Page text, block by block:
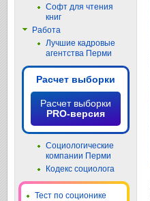
Софт для чтения
книг
Работа
Лучшие кадровые
агентства Перми
Расчет выборки
Расчет выборки
PRO-версия
Социологические
компании Перми
Кодекс социолога
Тест по соционике